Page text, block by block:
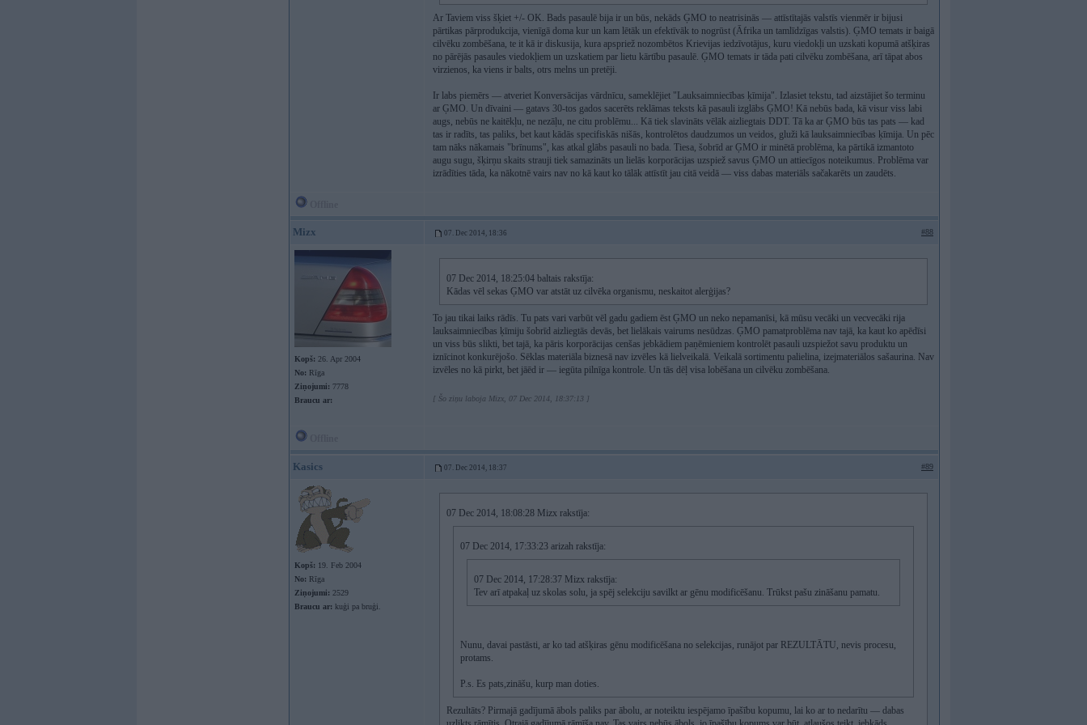
Ar Taviem viss šķiet +/- OK. Bads pasaulē bija ir un būs, nekāds ĢMO to neatrisinās — attīstītajās valstīs vienmēr ir bijusi
pārtikas pārprodukcija, vienīgā doma kur un kam lētāk un efektīvāk to nogrūst (Āfrika un tamlīdzīgas valstis). ĢMO temats ir baigā
cilvēku zombēšana, te it kā ir diskusija, kura apspriež nozombētos Krievijas iedzīvotājus, kuru viedokļi un uzskati kopumā atšķiras
no pārējās pasaules viedokļiem un uzskatiem par lietu kārtību pasaulē. ĢMO temats ir tāda pati cilvēku zombēšana, arī tāpat abos
virzienos, ka viens ir balts, otrs melns un pretēji.
Ir labs piemērs — atveriet Konversācijas vārdnīcu, sameklējiet "Lauksaimniecības ķīmija". Izlasiet tekstu, tad aizstājiet šo terminu
ar ĢMO. Un dīvaini — gatavs 30-tos gados sacerēts reklāmas teksts kā pasauli izglābs ĢMO! Kā nebūs bada, kā visur viss labi
augs, nebūs ne kaitēkļu, ne nezāļu, ne citu problēmu... Kā tiek slavināts vēlāk aizliegtais DDT. Tā ka ar ĢMO būs tas pats — kad
tas ir radīts, tas paliks, bet kaut kādās specifiskās nišās, kontrolētos daudzumos un veidos, gluži kā lauksaimniecības ķīmija. Un pēc
tam nāks nākamais "brīnums", kas atkal glābs pasauli no bada. Tiesa, šobrīd ar ĢMO ir minētā problēma, ka pārtikā izmantoto
augu sugu, šķirņu skaits strauji tiek samazināts un lielās korporācijas uzspiež savus ĢMO un attiecīgos noteikumus. Problēma var
izrādīties tāda, ka nākotnē vairs nav no kā kaut ko tālāk attīstīt jau citā veidā — viss dabas materiāls sačakarēts un zaudēts.
Mizx 07. Dec 2014, 18:36 #88
Kopš: 26. Apr 2004
No: Rīga
Ziņojumi: 7778
Braucu ar:
07 Dec 2014, 18:25:04 baltais rakstīja:
Kādas vēl sekas ĢMO var atstāt uz cilvēka organismu, neskaitot alerģijas?
To jau tikai laiks rādīs. Tu pats vari varbūt vēl gadu gadiem ēst ĢMO un neko nepamanīsi, kā mūsu vecāki un vecvecāki rija
lauksaimniecības ķīmiju šobrīd aizliegtās devās, bet lielākais vairums nesūdzas. ĢMO pamatproblēma nav tajā, ka kaut ko apēdīsi
un viss būs slikti, bet tajā, ka pāris korporācijas cenšas jebkādiem paņēmieniem kontrolēt pasauli uzspiežot savu produktu un
iznīcinot konkurējošo. Sēklas materiāla biznesā nav izvēles kā lielveikalā. Veikalā sortimentu palielina, izejmateriālos sašaurina. Nav
izvēles no kā pirkt, bet jāēd ir — iegūta pilnīga kontrole. Un tās dēļ visa lobēšana un cilvēku zombēšana.
[ Šo ziņu laboja Mizx, 07 Dec 2014, 18:37:13 ]
Kasics 07. Dec 2014, 18:37 #89
Kopš: 19. Feb 2004
No: Rīga
Ziņojumi: 2529
Braucu ar: kuģi pa bruģi.
07 Dec 2014, 18:08:28 Mizx rakstīja:
07 Dec 2014, 17:33:23 arizah rakstīja:
07 Dec 2014, 17:28:37 Mizx rakstīja:
Tev arī atpakaļ uz skolas solu, ja spēj selekciju savilkt ar gēnu modificēšanu. Trūkst pašu zināšanu pamatu.
Nunu, davai pastāsti, ar ko tad atšķiras gēnu modificēšana no selekcijas, runājot par REZULTĀTU, nevis procesu,
protams.
P.s. Es pats,zināšu, kurp man doties.
Rezultāts? Pirmajā gadījumā ābols paliks par ābolu, ar noteiktu iespējamo īpašību kopumu, lai ko ar to nedarītu — dabas